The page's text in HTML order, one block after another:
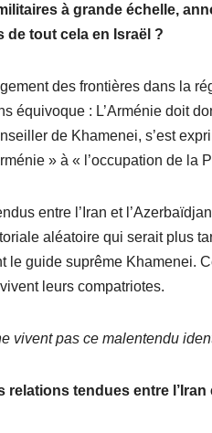
à grande échelle,
de tout cela en Israël ?
des frontières dans la
équivoque : L’Arménie doit
de Khamenei, s’est
» à « l’occupation de la
entre l’Iran et
aléatoire qui serait plus
le guide suprême Khamenei.
leurs compatriotes.
vivent pas ce malentendu
relations tendues entre l’Iran